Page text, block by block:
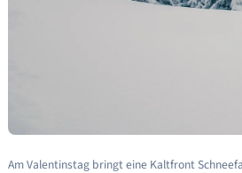
Am Valentinstag bringt eine Kaltfront